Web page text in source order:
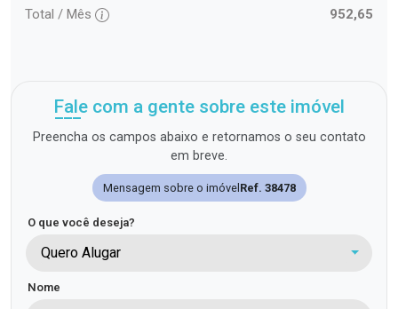
Total / Mês
952,65
Fale com a gente sobre este imóvel
Preencha os campos abaixo e retornamos o seu contato
em breve.
Mensagem sobre o imóvel Ref. 38478
O que você deseja?
Quero Alugar
Nome